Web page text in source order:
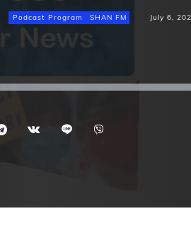
Podcast Program SHAN FM July 6,